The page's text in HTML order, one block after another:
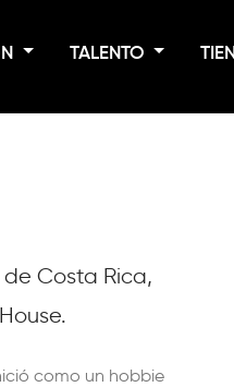
TALENTO
de Costa Rica,
como un hobbie